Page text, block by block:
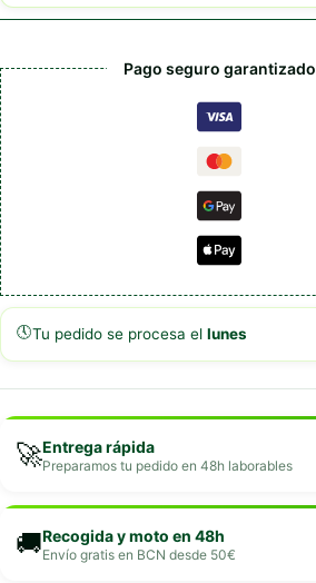
Pago seguro garantizado
🕔Tu pedido se procesa el lunes
🚀Entrega rápida
Preparamos tu pedido en 48h laborables
🚚Recogida y moto en 48h
Envío gratis en BCN desde 50€